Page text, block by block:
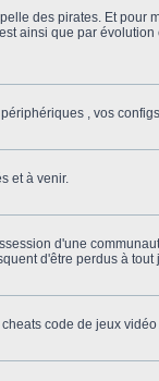
des pirates. Et
ainsi que par
, vos
et à venir.
d'une
d'être perdus à tout
code de jeux